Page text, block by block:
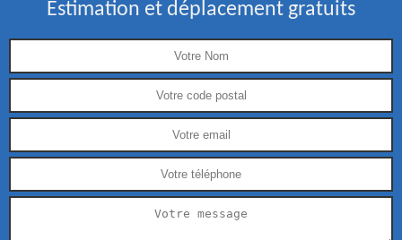
Estimation et déplacement gratuits